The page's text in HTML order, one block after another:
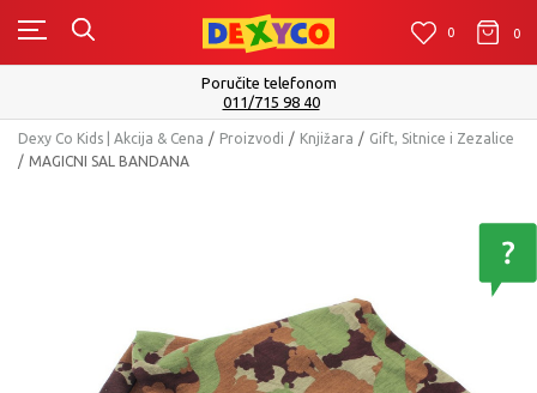
0 0 0
Poručite telefonom
011/715 98 40
Dexy Co Kids | Akcija & Cena Proizvodi Knjižara
Gift, Sitnice i Zezalice
MAGICNI SAL BANDANA